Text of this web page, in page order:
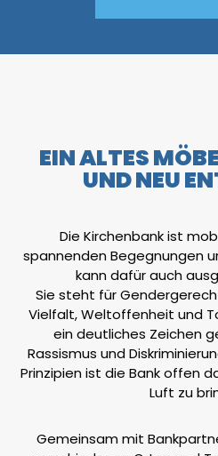
EIN ALTES
UND NEU
Die Kirchenbank ist
spannenden Begegnungen
kann dafür auch
Sie steht für
Vielfalt, Weltoffenheit und
ein deutliches Zeichen
Rassismus und
Prinzipien ist die Bank offen
Luft zu
Gemeinsam mit